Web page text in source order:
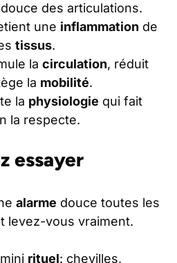
douce des articulations.
une inflammation de
tissus.
la circulation, réduit
la mobilité.
la physiologie qui fait
la respecte.
essayer
alarme douce toutes les
levez-vous vraiment.
rituel: chevilles,